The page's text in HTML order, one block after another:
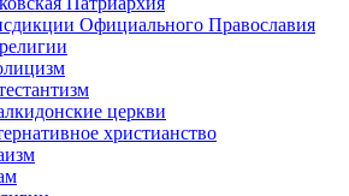
Официального Православия
церкви
христианство